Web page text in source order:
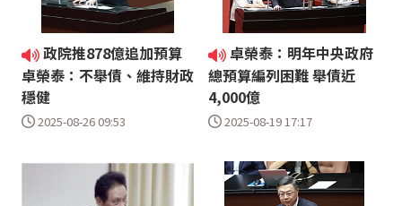
政院推878億追加預算
卓榮泰：不舉債、維持財政
穩健
2025-08-26 09:53
卓榮泰：明年中央政府
總預算編列困難 舉債近
4,000億
2025-08-19 17:17